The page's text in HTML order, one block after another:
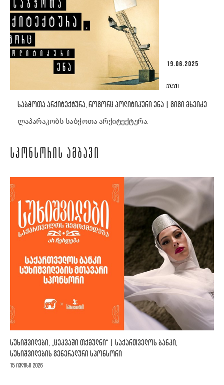
19.06.2025
ᲥᲐᲚᲐᲥᲘ
ᲡᲐᲑᲭᲝᲗᲐ ᲐᲠᲥᲘᲢᲔᲥᲢᲣᲠᲐ, ᲠᲝᲒᲝᲠᲪ ᲞᲝᲚᲘᲢᲘᲙᲣᲠᲘ ᲔᲜᲐ | ᲒᲘᲒᲘ ᲛᲮᲔᲘᲫᲔ
ლაპარაკობს საბჭოთა არქიტექტურა.
ᲡᲞᲝᲜᲡᲝᲠᲘᲡ ᲐᲛᲑᲐᲕᲘ
ᲡᲣᲮᲘᲨᲕᲘᲚᲔᲑᲘ, „ᲪᲔᲙᲕᲐᲨᲘ ᲗᲥᲛᲣᲚᲜᲘ“ | ᲡᲐᲥᲐᲠᲗᲕᲔᲚᲝᲡ ᲑᲐᲜᲙᲘ,
ᲡᲣᲮᲘᲨᲕᲘᲚᲔᲑᲘᲡ ᲒᲔᲜᲔᲠᲐᲚᲣᲠᲘ ᲡᲞᲝᲜᲡᲝᲠᲘ
15 ივლისი 2026